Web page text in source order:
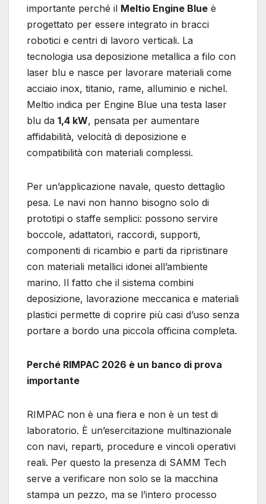
importante perché il Meltio Engine Blue è
progettato per essere integrato in bracci
robotici e centri di lavoro verticali. La
tecnologia usa deposizione metallica a filo con
laser blu e nasce per lavorare materiali come
acciaio inox, titanio, rame, alluminio e nichel.
Meltio indica per Engine Blue una testa laser
blu da 1,4 kW, pensata per aumentare
affidabilità, velocità di deposizione e
compatibilità con materiali complessi.
Per un’applicazione navale, questo dettaglio
pesa. Le navi non hanno bisogno solo di
prototipi o staffe semplici: possono servire
boccole, adattatori, raccordi, supporti,
componenti di ricambio e parti da ripristinare
con materiali metallici idonei all’ambiente
marino. Il fatto che il sistema combini
deposizione, lavorazione meccanica e materiali
plastici permette di coprire più casi d’uso senza
portare a bordo una piccola officina completa.
Perché RIMPAC 2026 è un banco di prova
importante
RIMPAC non è una fiera e non è un test di
laboratorio. È un’esercitazione multinazionale
con navi, reparti, procedure e vincoli operativi
reali. Per questo la presenza di SAMM Tech
serve a verificare non solo se la macchina
stampa un pezzo, ma se l’intero processo